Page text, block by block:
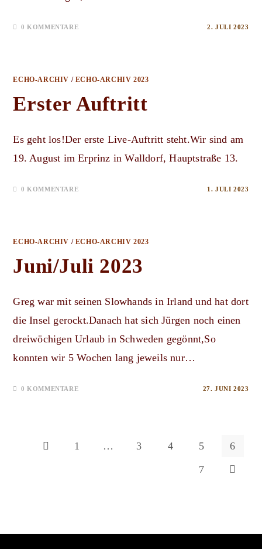
0 KOMMENTARE 2. JULI 2023
ECHO-ARCHIV / ECHO-ARCHIV 2023
Erster Auftritt
Es geht los!Der erste Live-Auftritt steht.Wir sind am
19. August im Erprinz in Walldorf, Hauptstraße 13.
0 KOMMENTARE 1. JULI 2023
ECHO-ARCHIV / ECHO-ARCHIV 2023
Juni/Juli 2023
Greg war mit seinen Slowhands in Irland und hat dort
die Insel gerockt.Danach hat sich Jürgen noch einen
dreiwöchigen Urlaub in Schweden gegönnt,So
konnten wir 5 Wochen lang jeweils nur…
0 KOMMENTARE 27. JUNI 2023
Zur vorherigen Seite
1 … 3 4 5
6
7